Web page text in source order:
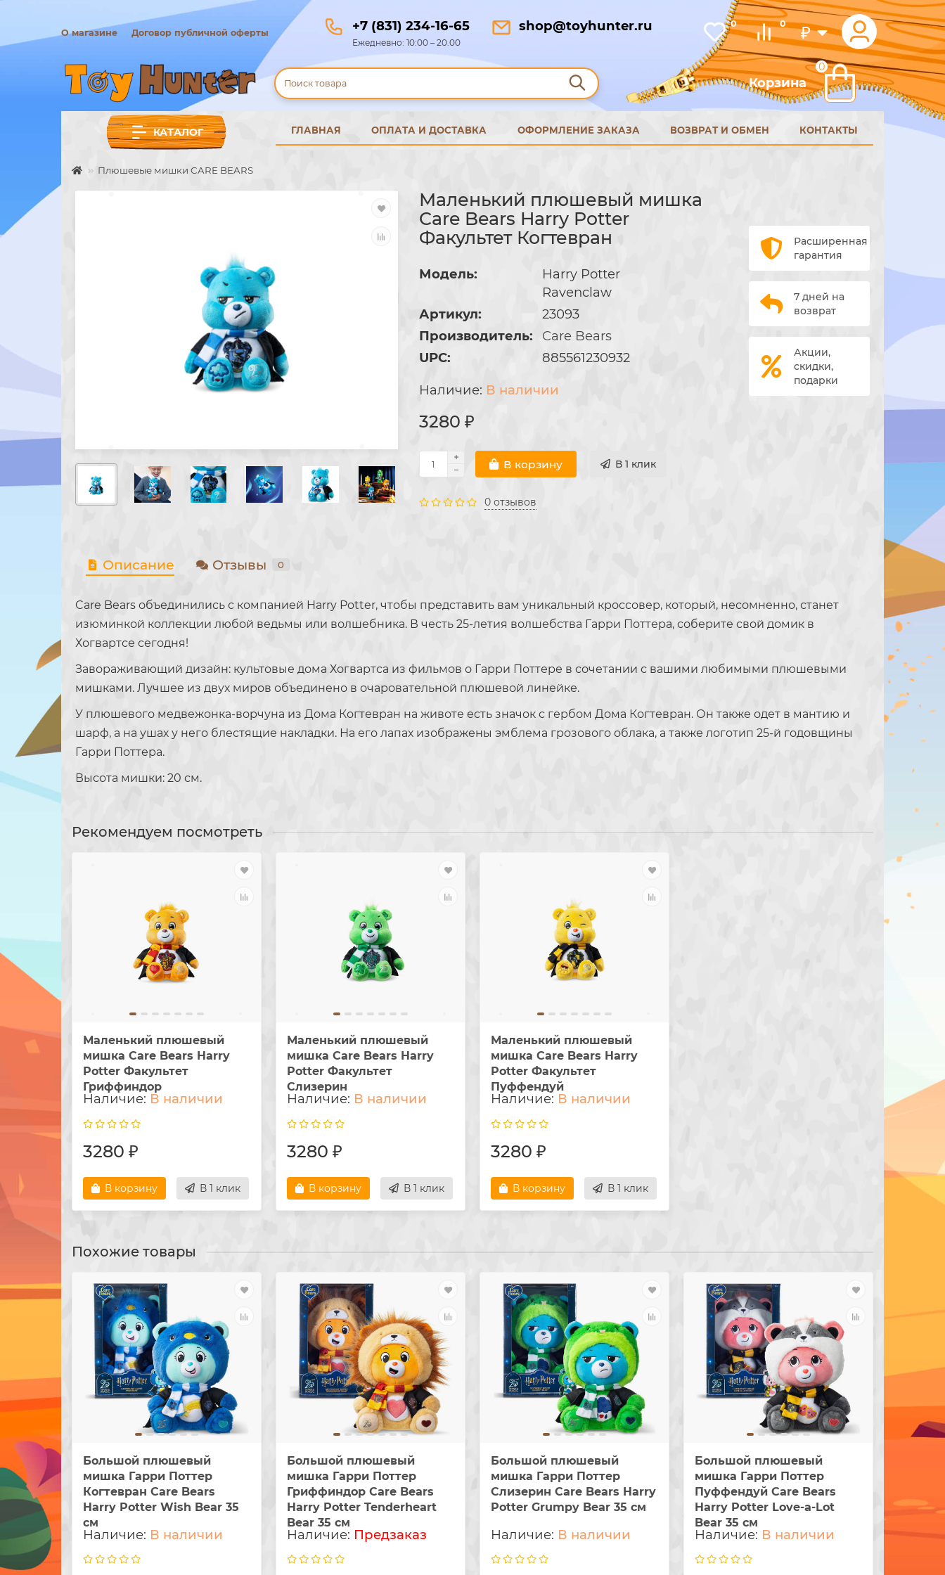
₽
0
0
+7 (831) 234-16-65
Ежедневно: 10:00 – 20.00
shop@toyhunter.ru
О магазине Договор публичной оферты
Корзина
0
КАТАЛОГ ГЛАВНАЯ ОПЛАТА И ДОСТАВКА ОФОРМЛЕНИЕ ЗАКАЗА ВОЗВРАТ И ОБМЕН КОНТАКТЫ
Плюшевые мишки CARE BEARS
Маленький плюшевый мишка
Care Bears Harry Potter
Факультет Когтевран
Модель:
Harry Potter
Ravenclaw
Артикул:
23093
Производитель:
Care Bears
UPC:
885561230932
В наличии
3280 ₽
В корзину В 1 клик
0 отзывов
Расширенная
гарантия
7 дней на
возврат
Акции,
скидки,
подарки
Описание Отзывы 0
Care Bears объединились с компанией Harry Potter, чтобы представить вам уникальный кроссовер, который, несомненно, станет
изюминкой коллекции любой ведьмы или волшебника. В честь 25-летия волшебства Гарри Поттера, соберите свой домик в
Хогвартсе сегодня!
Завораживающий дизайн: культовые дома Хогвартса из фильмов о Гарри Поттере в сочетании с вашими любимыми плюшевыми
мишками. Лучшее из двух миров объединено в очаровательной плюшевой линейке.
У плюшевого медвежонка-ворчуна из Дома Когтевран на животе есть значок с гербом Дома Когтевран. Он также одет в мантию и
шарф, а на ушах у него блестящие накладки. На его лапах изображены эмблема грозового облака, а также логотип 25-й годовщины
Гарри Поттера.
Высота мишки: 20 см.
Рекомендуем посмотреть
Маленький плюшевый
мишка Care Bears Harry
Potter Факультет
Гриффиндор
В наличии
3280 ₽
В корзину В 1 клик
Маленький плюшевый
мишка Care Bears Harry
Potter Факультет
Слизерин
В наличии
3280 ₽
В корзину В 1 клик
Маленький плюшевый
мишка Care Bears Harry
Potter Факультет
Пуффендуй
В наличии
3280 ₽
В корзину В 1 клик
Похожие товары
Большой плюшевый
мишка Гарри Поттер
Когтевран Care Bears
Harry Potter Wish Bear 35
см
В наличии
Большой плюшевый
мишка Гарри Поттер
Гриффиндор Care Bears
Harry Potter Tenderheart
Bear 35 см
Предзаказ
Большой плюшевый
мишка Гарри Поттер
Слизерин Care Bears Harry
Potter Grumpy Bear 35 см
В наличии
Большой плюшевый
мишка Гарри Поттер
Пуффендуй Care Bears
Harry Potter Love-a-Lot
Bear 35 см
В наличии